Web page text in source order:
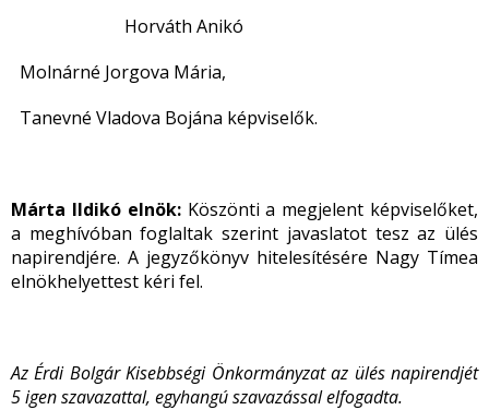
Horváth Anikó
Molnárné Jorgova Mária,
Tanevné Vladova Bojána képviselők.
Márta Ildikó elnök: Köszönti a megjelent képviselőket,
a meghívóban foglaltak szerint javaslatot tesz az ülés
napirendjére. A jegyzőkönyv hitelesítésére Nagy Tímea
elnökhelyettest kéri fel.
Az Érdi Bolgár Kisebbségi Önkormányzat az ülés napirendjét
5 igen szavazattal, egyhangú szavazással elfogadta.